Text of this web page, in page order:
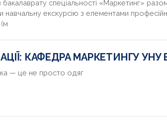
бакалаврату спеціальності «Маркетинг»
навчальну екскурсію з елементами
КАФЕДРА МАРКЕТИНГУ
— це не просто одяг